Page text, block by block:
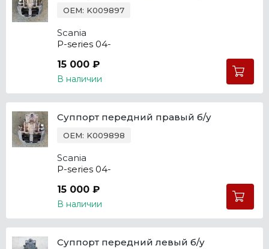
OEM: K009897
Scania
P-series 04-
15 000 ₽
В наличии
Суппорт передний правый б/у
OEM: K009898
Scania
P-series 04-
15 000 ₽
В наличии
Суппорт передний левый б/у